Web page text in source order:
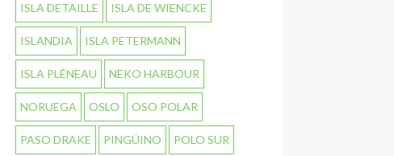
ISLA DETAILLE ISLA DE WIENCKE
ISLANDIA ISLA PETERMANN
ISLA PLÉNEAU NEKO HARBOUR
NORUEGA OSLO OSO POLAR
PASO DRAKE PINGÜINO POLO SUR